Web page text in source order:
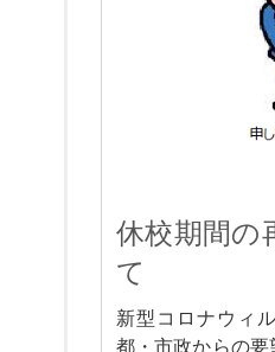
休校期間の
て
新型コロナウィ
都・市政からの